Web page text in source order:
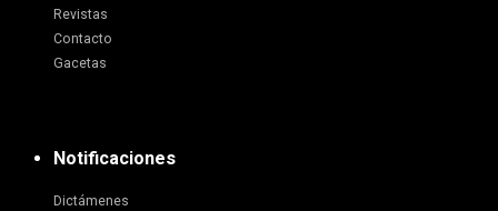
Revistas
Contacto
Gacetas
Notificaciones
Dictámenes